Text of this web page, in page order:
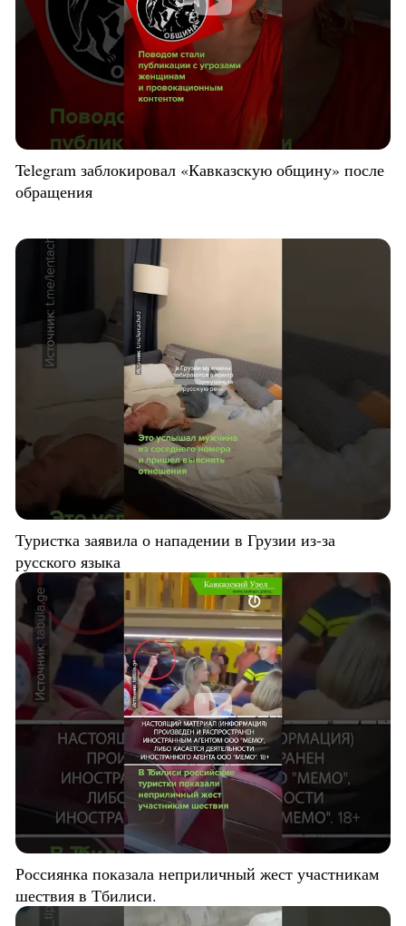
Telegram заблокировал «Кавказскую общину» после
обращения
Туристка заявила о нападении в Грузии из-за
русского языка
Россиянка показала неприличный жест участникам
шествия в Тбилиси.